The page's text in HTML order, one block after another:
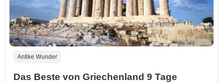
Antike Wunder
Das Beste von Griechenland 9 Tage